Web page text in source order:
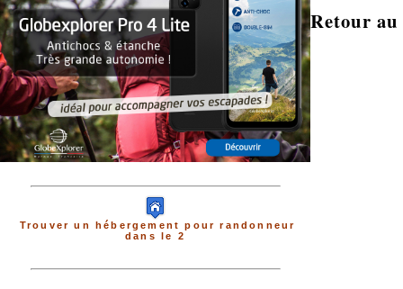
Trouver un hébergement pour randonneur
dans le 2
Retour